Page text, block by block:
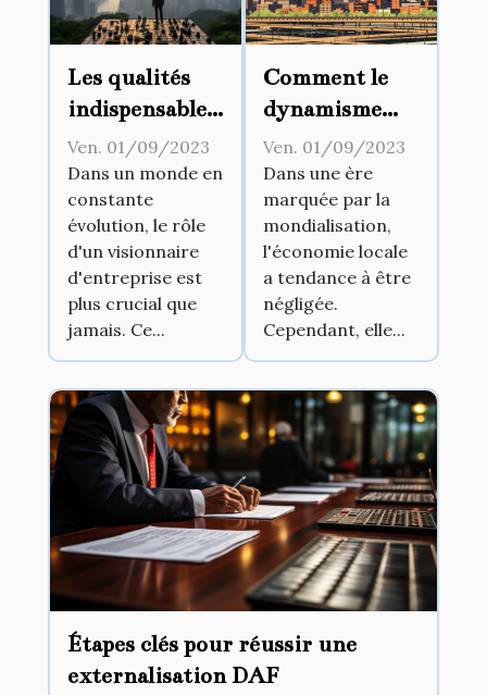
Les qualités
indispensables
d'un
visionnaire
d'entreprise
Ven. 01/09/2023
Dans un monde en
constante
évolution, le rôle
d'un visionnaire
d'entreprise est
plus crucial que
jamais. Ce...
Comment le
dynamisme
commercial
peut stimuler
l'économie
locale
Ven. 01/09/2023
Dans une ère
marquée par la
mondialisation,
l'économie locale
a tendance à être
négligée.
Cependant, elle...
Étapes clés pour réussir une
externalisation DAF